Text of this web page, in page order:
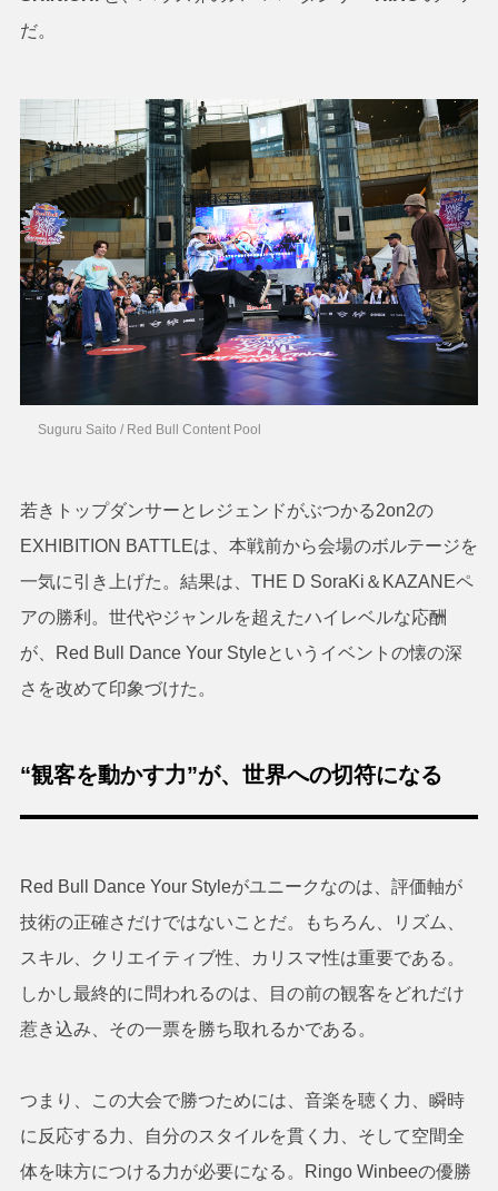
だ。
Suguru Saito / Red Bull Content Pool
若きトップダンサーとレジェンドがぶつかる2on2の
EXHIBITION BATTLEは、本戦前から会場のボルテージを
一気に引き上げた。結果は、THE D SoraKi＆KAZANEペ
アの勝利。世代やジャンルを超えたハイレベルな応酬
が、Red Bull Dance Your Styleというイベントの懐の深
さを改めて印象づけた。
“観客を動かす力”が、世界への切符になる
Red Bull Dance Your Styleがユニークなのは、評価軸が
技術の正確さだけではないことだ。もちろん、リズム、
スキル、クリエイティブ性、カリスマ性は重要である。
しかし最終的に問われるのは、目の前の観客をどれだけ
惹き込み、その一票を勝ち取れるかである。
つまり、この大会で勝つためには、音楽を聴く力、瞬時
に反応する力、自分のスタイルを貫く力、そして空間全
体を味方につける力が必要になる。Ringo Winbeeの優勝